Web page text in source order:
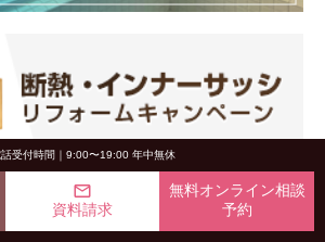
話受付時間｜9:00〜19:00 年中無休
mail_outline
資料請求
無料オンライン相談
予約